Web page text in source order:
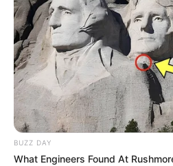
BUZZ DAY
What Engineers Found At